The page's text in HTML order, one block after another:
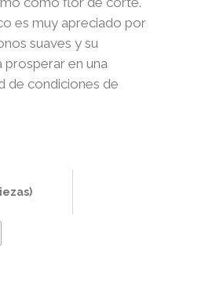
1.800,00 $
es muy apreciado por
suaves y su
prosperar en una
de condiciones de